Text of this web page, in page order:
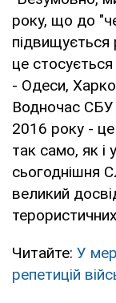
року, що до
підвищується
це стосується
- Одеси,
Водночас СБУ
2016 року - це
так само, як і
сьогоднішня
великий
Читайте: У
репетицій